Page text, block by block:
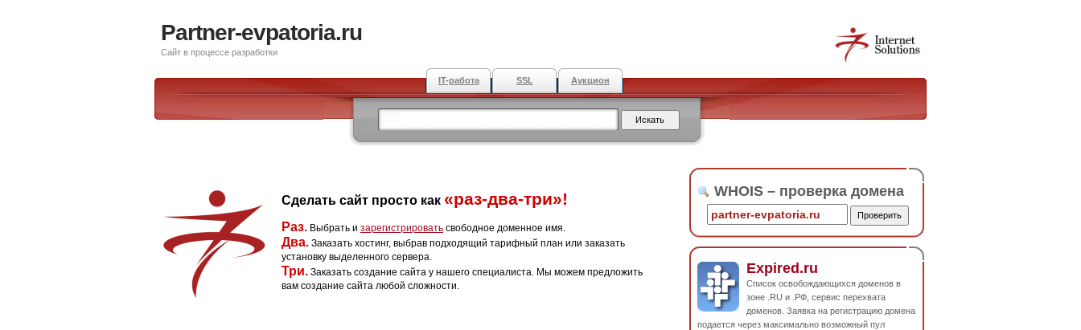
Partner-evpatoria.ru
Сайт в процессе разработки
IT-работа SSL Аукцион
Сделать сайт просто как «раз-два-три»!
Раз. Выбрать и зарегистрировать свободное доменное имя.
Два. Заказать хостинг, выбрав подходящий тарифный план или заказать
установку выделенного сервера.
Три. Заказать создание сайта у нашего специалиста. Мы можем предложить
вам создание сайта любой сложности.
WHOIS – проверка домена
Expired.ru
Список освобождающихся доменов в
зоне .RU и .РФ, сервис перехвата
доменов. Заявка на регистрацию домена
подается через максимально возможный пул